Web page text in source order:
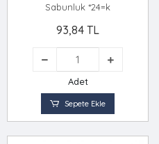
Sabunluk *24=k
93,84 TL
Adet
Sepete Ekle